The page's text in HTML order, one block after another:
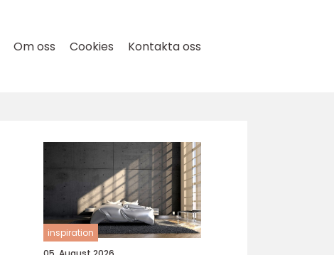
Om oss Cookies Kontakta oss
inspiration